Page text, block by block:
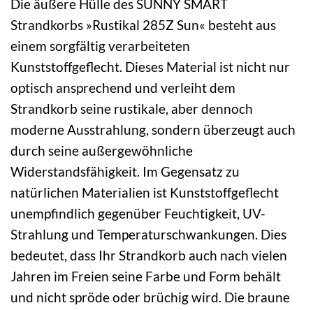
Die äußere Hülle des SUNNY SMART
Strandkorbs »Rustikal 285Z Sun« besteht aus
einem sorgfältig verarbeiteten
Kunststoffgeflecht. Dieses Material ist nicht nur
optisch ansprechend und verleiht dem
Strandkorb seine rustikale, aber dennoch
moderne Ausstrahlung, sondern überzeugt auch
durch seine außergewöhnliche
Widerstandsfähigkeit. Im Gegensatz zu
natürlichen Materialien ist Kunststoffgeflecht
unempfindlich gegenüber Feuchtigkeit, UV-
Strahlung und Temperaturschwankungen. Dies
bedeutet, dass Ihr Strandkorb auch nach vielen
Jahren im Freien seine Farbe und Form behält
und nicht spröde oder brüchig wird. Die braune